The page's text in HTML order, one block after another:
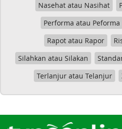
Nasehat atau Nasihat
Performa atau Peforma
Rapot atau Rapor
Silahkan atau Silakan
Terlanjur atau Telanjur